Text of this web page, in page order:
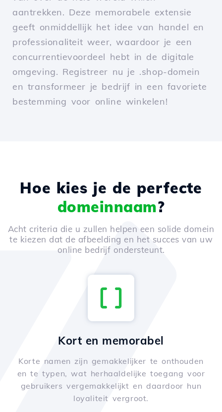
aantrekken. Deze memorabele extensie
geeft onmiddellijk het idee van handel en
professionaliteit weer, waardoor je een
concurrentievoordeel hebt in de digitale
omgeving. Registreer nu je .shop-domein
en transformeer je bedrijf in een favoriete
bestemming voor online winkelen!
Hoe kies je de perfecte
domeinnaam?
Acht criteria die u zullen helpen een solide domein
te kiezen dat de afbeelding en het succes van uw
online bedrijf ondersteunt.
Kort en memorabel
Korte namen zijn gemakkelijker te onthouden
en te typen, wat herhaaldelijke toegang voor
gebruikers vergemakkelijkt en daardoor hun
loyaliteit vergroot.